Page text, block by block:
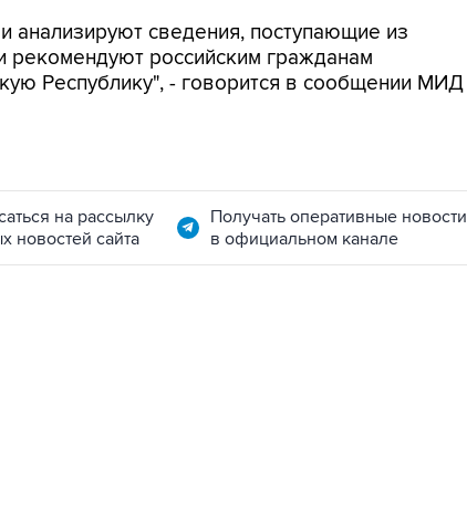
анализируют сведения, поступающие из
рекомендуют российским гражданам
Республику", - говорится в сообщении МИД
на рассылку
новостей сайта
Получать оперативные новости
в официальном канале